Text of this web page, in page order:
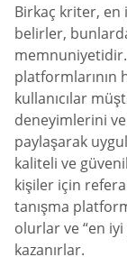
Birkaç kriter, en
belirler,
memnuniyetidir.
platformlarının
kullanıcılar
deneyimlerini
paylaşarak
kaliteli ve
kişiler için
tanışma
olurlar ve “en iyi
kazanırlar.